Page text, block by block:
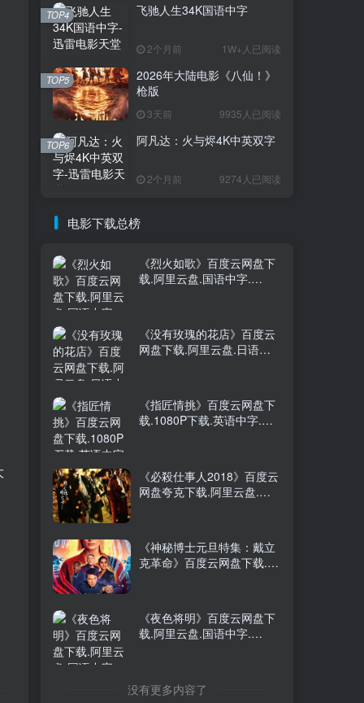
飞驰人生34K国语中字
2个月前 1W+人已阅读
TOP4
2026年大陆电影《八仙！》
枪版
3天前 9935人已阅读
TOP5
阿凡达：火与烬4K中英双字
2个月前 9274人已阅读
TOP6
电影下载总榜
《烈火如歌》百度云网盘下
载.阿里云盘.国语中字.
《没有玫瑰的花店》百度云
网盘下载.阿里云盘.日语中
《指匠情挑》百度云网盘下
载.1080P下载.英语中字.
《必殺仕事人2018》百度云
网盘夸克下载.阿里云盘.中
《神秘博士元旦特集：戴立
克革命》百度云网盘下载.阿
《夜色将明》百度云网盘下
载.阿里云盘.国语中字.
没有更多内容了
3.7W+人已阅读
电影迅雷天堂迁移新服务器,正常更新，
维护完毕!
TOP1
高清下载
TOP2
消失的人电影「1080p/4k高
清」迅雷下载
6天前 1.1W+人已阅读
TOP3
飞驰人生34K国语中字
TOP4
2026年大陆电影《八仙！》
TOP5
阿凡达：火与烬4K中英双字
TOP6
电影下载总榜
《烈火如歌》百度云网盘下
载.阿里云盘.国语中字.
(2018)
《没有玫瑰的花店》百度云
网盘下载.阿里云盘.日语中
字.(2008)
载.1080P下载.英语中字.